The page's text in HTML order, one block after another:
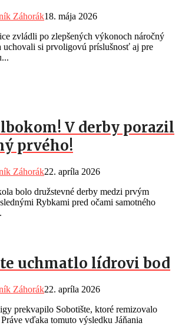
Záhorák18. mája 2026
zvládli po zlepšených výkonoch náročný
uchovali si prvoligovú príslušnosť aj pre
V derby porazil
prvého!
Záhorák22. apríla 2026
bolo družstevné derby medzi prvým
Rybkami pred očami samotného
uchmatlo lídrovi bod
Záhorák22. apríla 2026
prekvapilo Sobotište, ktoré remizovalo
vďaka tomuto výsledku Jáňania